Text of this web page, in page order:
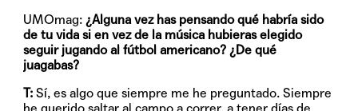
UMOmag: ¿Alguna vez has pensando qué habría sido
de tu vida si en vez de la música hubieras elegido
seguir jugando al fútbol americano? ¿De qué
juagabas?
T: Sí, es algo que siempre me he preguntado. Siempre
he querido saltar al campo a correr, a tener días de